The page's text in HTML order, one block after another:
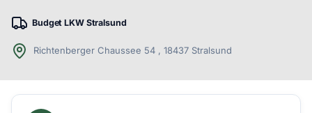
Budget LKW Stralsund
Richtenberger Chaussee 54 , 18437 Stralsund